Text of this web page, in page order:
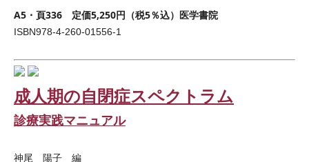
A5・頁336 定価5,250円（税5％込）医学書院
ISBN978-4-260-01556-1
成人期の自閉症スペクトラム
診療実践マニュアル
神尾 陽子 編